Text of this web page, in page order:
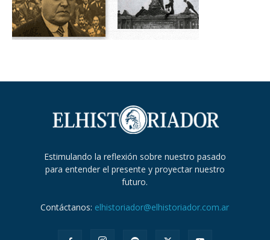
Estimulando la reflexión sobre nuestro pasado
para entender el presente y proyectar nuestro
futuro.
Contáctanos: elhistoriador@elhistoriador.com.ar